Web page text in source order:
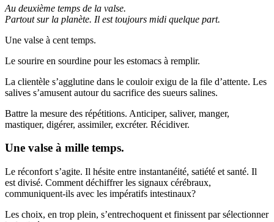
Au deuxième temps de la valse.
Partout sur la planète. Il est toujours midi quelque part.
Une valse à cent temps.
Le sourire en sourdine pour les estomacs à remplir.
La clientèle s’agglutine dans le couloir exigu de la file d’attente. Les
salives s’amusent autour du sacrifice des sueurs salines.
Battre la mesure des répétitions. Anticiper, saliver, manger,
mastiquer, digérer, assimiler, excréter. Récidiver.
Une valse à mille temps.
Le réconfort s’agite. Il hésite entre instantanéité, satiété et santé. Il
est divisé. Comment déchiffrer les signaux cérébraux,
communiquent-ils avec les impératifs intestinaux?
Les choix, en trop plein, s’entrechoquent et finissent par sélectionner